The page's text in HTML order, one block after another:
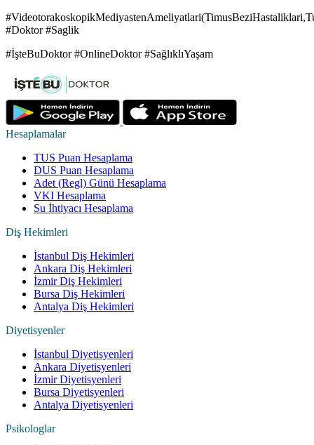
#Doktor #Saglik
#İşteBuDoktor #OnlineDoktor #SağlıklıYaşam
Hesaplamalar
TUS Puan Hesaplama
DUS Puan Hesaplama
Adet (Regl) Günü Hesaplama
VKI Hesaplama
Su İhtiyacı Hesaplama
Diş Hekimleri
İstanbul Diş Hekimleri
Ankara Diş Hekimleri
İzmir Diş Hekimleri
Bursa Diş Hekimleri
Antalya Diş Hekimleri
Diyetisyenler
İstanbul Diyetisyenleri
Ankara Diyetisyenleri
İzmir Diyetisyenleri
Bursa Diyetisyenleri
Antalya Diyetisyenleri
Psikologlar